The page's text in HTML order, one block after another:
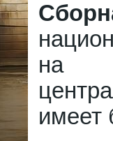
на
имеет